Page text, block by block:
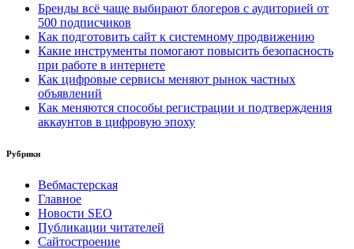
Бренды всё чаще выбирают блогеров с аудиторией от
500 подписчиков
Как подготовить сайт к системному продвижению
Какие инструменты помогают повысить безопасность
при работе в интернете
Как цифровые сервисы меняют рынок частных
объявлений
Как меняются способы регистрации и подтверждения
аккаунтов в цифровую эпоху
Рубрики
Вебмастерская
Главное
Новости SEO
Публикации читателей
Сайтостроение